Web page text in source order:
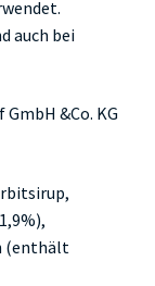
auch bei
&Co. KG
(enthält